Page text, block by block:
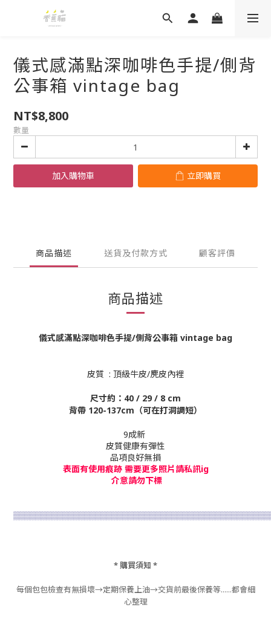
儀式感滿點深咖啡色手提/側背
公事箱 vintage bag
NT$8,800
數量
加入購物車 立即購買
商品描述 送貨及付款方式 顧客評價
商品描述
儀式感滿點深咖啡色手提/側背公事箱 vintage bag
皮質 : 頂級牛皮/麂皮內裡
尺寸約：40 / 29/ 8 cm
背帶 120-137cm（可在打洞調短）
9成新
皮質健康有彈性
品項良好無損
表面有使用痕跡 需要更多照片請私訊ig
介意請勿下標
▒▒▒▒▒▒▒▒▒▒▒▒▒▒▒▒▒▒▒▒▒▒▒▒▒▒▒▒▒▒▒▒▒▒▒▒▒▒▒▒▒▒▒▒▒▒▒
* 購買須知 *
每個包包檢查有無損壞→定期保養上油→交貨前最後保養等......都會細
心整理